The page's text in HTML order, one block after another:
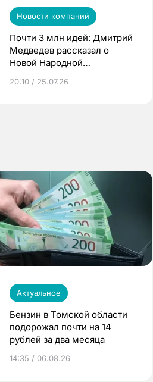
Новости компаний
Почти 3 млн идей: Дмитрий
Медведев рассказал о
Новой Народной
20:10 / 25.07.26
Актуальное
Бензин в Томской области
подорожал почти на 14
рублей за два месяца
14:35 / 06.08.26